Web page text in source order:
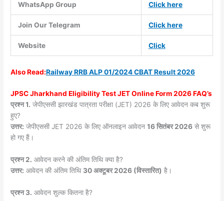
WhatsApp Group Click here
Join Our Telegram Click here
Website Click
AlsoRead:Railway RRB ALP 01/2024 CBAT Result 2026
JPSC Jharkhand Eligibility Test JET Online Form 2026 FAQ’s
प्रश्न 1. जेपीएससी झारखंड पात्रता परीक्षा (JET) 2026 के लिए आवेदन कब शुरू
हुए?
उत्तर: जेपीएससी JET 2026 के लिए ऑनलाइन आवेदन16 सितंबर 2026 से शुरू
हो गए हैं।
प्रश्न 2. आवेदन करने की अंतिम तिथि क्या है?
उत्तर: आवेदन की अंतिम तिथि 30 अक्टूबर 2026 (विस्तारित) है।
प्रश्न 3. आवेदन शुल्क कितना है?